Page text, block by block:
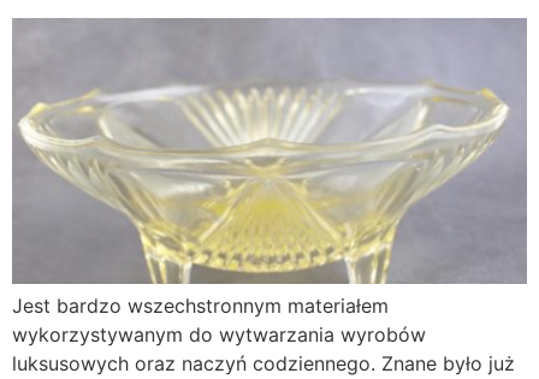
Jest bardzo wszechstronnym materiałem
wykorzystywanym do wytwarzania wyrobów
luksusowych oraz naczyń codziennego. Znane było już